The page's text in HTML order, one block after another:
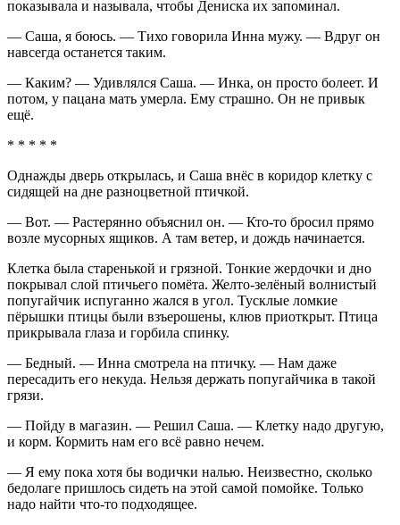
показывала и называла, чтобы Дениска их запоминал.
— Саша, я боюсь. — Тихо говорила Инна мужу. — Вдруг он
навсегда останется таким.
— Каким? — Удивлялся Саша. — Инка, он просто болеет. И
потом, у пацана мать умерла. Ему страшно. Он не привык
ещё.
* * * * *
Однажды дверь открылась, и Саша внёс в коридор клетку с
сидящей на дне разноцветной птичкой.
— Вот. — Растерянно объяснил он. — Кто-то бросил прямо
возле мусорных ящиков. А там ветер, и дождь начинается.
Клетка была старенькой и грязной. Тонкие жердочки и дно
покрывал слой птичьего помёта. Желто-зелёный волнистый
попугайчик испуганно жался в угол. Тусклые ломкие
пёрышки птицы были взъерошены, клюв приоткрыт. Птица
прикрывала глаза и горбила спинку.
— Бедный. — Инна смотрела на птичку. — Нам даже
пересадить его некуда. Нельзя держать попугайчика в такой
грязи.
— Пойду в магазин. — Решил Саша. — Клетку надо другую,
и корм. Кормить нам его всё равно нечем.
— Я ему пока хотя бы водички налью. Неизвестно, сколько
бедолаге пришлось сидеть на этой самой помойке. Только
надо найти что-то подходящее.